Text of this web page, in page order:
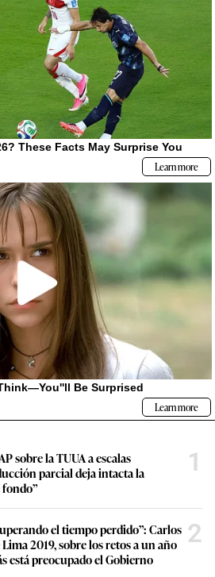
sobre la TUUA a escalas
parcial deja intacta la
fondo”
1
el tiempo perdido”: Carlos
2019, sobre los retos a un año
está preocupado el Gobierno
2